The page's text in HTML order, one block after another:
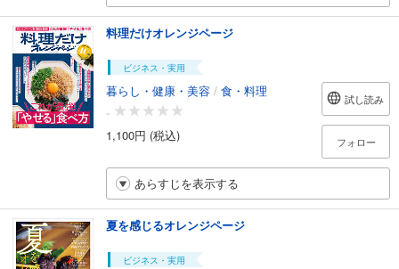
料理だけオレンジページ
ビジネス・実用
暮らし・健康・美容 / 食・料理
-
1,100円 (税込)
試し読み
フォロー
あらすじを表示する
夏を感じるオレンジページ
ビジネス・実用